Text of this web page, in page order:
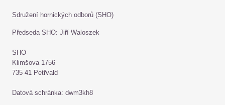
Sdružení hornických odborů (SHO)
Předseda SHO: Jiří Waloszek
SHO
Klimšova 1756
735 41 Petřvald
Datová schránka: dwm3kh8